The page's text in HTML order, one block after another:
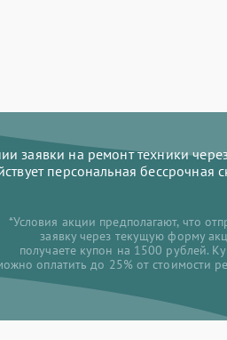
заявки на ремонт техники
персональная бессрочная
*Условия акции предполагают, что
заявку через текущую форму
получаете купон на 1500 рублей.
оплатить до 25% от стоимости